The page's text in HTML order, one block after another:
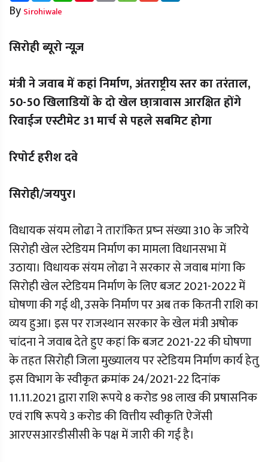
By Sirohiwale
सिरोही ब्यूरो न्यूज़
मंत्री ने जवाब में कहां निर्माण, अंतराष्ट्रीय स्तर का तरंताल,
50-50 खिलाडियों के दो खेल छा़त्रावास आरक्षित होंगे
रिवाईज एस्टीमेट 31 मार्च से पहले सबमिट होगा
रिपोर्ट हरीश दवे
सिरोही/जयपुर।
विधायक संयम लोढा ने तारांकित प्रष्न संख्या 310 के जरिये
सिरोही खेल स्टेडियम निर्माण का मामला विधानसभा में
उठाया। विधायक संयम लोढा ने सरकार से जवाब मांगा कि
सिरोही खेल स्टेडियम निर्माण के लिए बजट 2021-2022 में
घोषणा की गई थी, उसके निर्माण पर अब तक कितनी राशि का
व्यय हुआ। इस पर राजस्थान सरकार के खेल मंत्री अषोक
चांदना ने जवाब देते हुए कहां कि बजट 2021-22 की घोषणा
के तहत सिरोही जिला मुख्यालय पर स्टेडियम निर्माण कार्य हेतु
इस विभाग के स्वीकृत क्रमांक 24/2021-22 दिनांक
11.11.2021 द्वारा राशि रूपये 8 करोड 98 लाख की प्रषासनिक
एवं राषि रूपये 3 करोड की वित्तीय स्वीकृति ऐजेंसी
आरएसआरडीसीसी के पक्ष में जारी की गई है।